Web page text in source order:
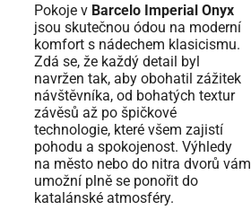
Pokoje v Barcelo Imperial Onyx
jsou skutečnou ódou na moderní
komfort s nádechem klasicismu.
Zdá se, že každý detail byl
navržen tak, aby obohatil zážitek
návštěvníka, od bohatých textur
závěsů až po špičkové
technologie, které všem zajistí
pohodu a spokojenost. Výhledy
na město nebo do nitra dvorů vám
umožní plně se ponořit do
katalánské atmosféry.